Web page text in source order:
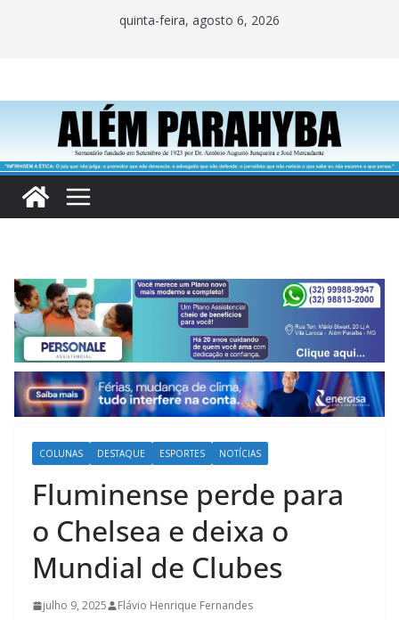
quinta-feira, agosto 6, 2026
COLUNAS DESTAQUE ESPORTES NOTÍCIAS
Fluminense perde para
o Chelsea e deixa o
Mundial de Clubes
julho 9, 2025 Flávio Henrique Fernandes